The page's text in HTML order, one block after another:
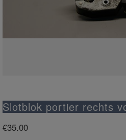
Slotblok portier rechts
€35.00